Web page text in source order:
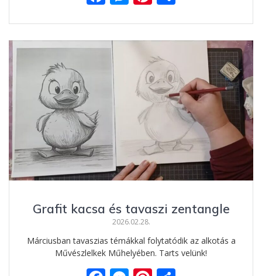
e
b
o
o
k
ss
e
n
g
er
er
e
st
za
e
g
Grafit kacsa és tavaszi zentangle
2026.02.28.
Márciusban tavaszias témákkal folytatódik az alkotás a
Művészlelkek Műhelyében. Tarts velünk!